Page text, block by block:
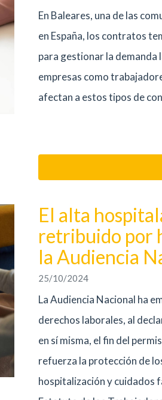
En Baleares, una de las
en España, los contratos
para gestionar la
empresas como
afectan a estos tipos de
El alta
retribuido por
la Audiencia
25/10/2024
La Audiencia Nacional ha
derechos laborales, al
en sí misma, el fin del
refuerza la protección de
hospitalización y cuidados